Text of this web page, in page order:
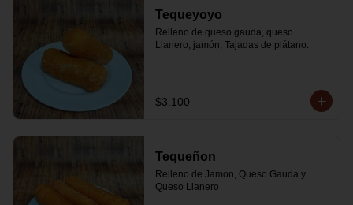
Tequeyoyo
Relleno de queso gauda, queso
Llanero, jamón, Tajadas de plátano.
$3.100
Tequeñon
Relleno de Jamon, Queso Gauda y
Queso Llanero